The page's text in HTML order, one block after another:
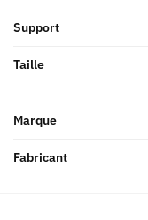
Support
Taille
Marque
Fabricant